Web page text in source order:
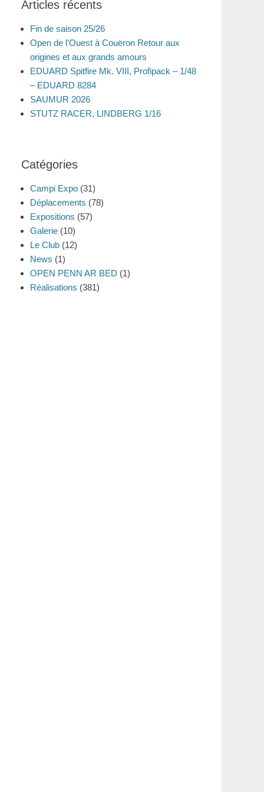
Articles récents
Fin de saison 25/26
Open de l’Ouest à Couëron Retour aux
origines et aux grands amours
EDUARD Spitfire Mk. VIII, Profipack – 1/48
– EDUARD 8284
SAUMUR 2026
STUTZ RACER, LINDBERG 1/16
Catégories
Campi Expo (31)
Déplacements (78)
Expositions (57)
Galerie (10)
Le Club (12)
News (1)
OPEN PENN AR BED (1)
Réalisations (381)